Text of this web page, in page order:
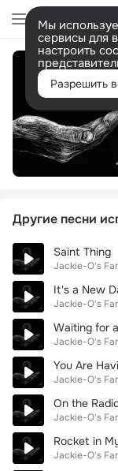
Мы
сервисы для
настроить
Разрешить
Другие песни
Saint Thing
Jackie-O's
It's a New
Jackie-O's
Waiting for
Jackie-O's
You Are
Jackie-O's
On the
Jackie-O's
Rocket in
Jackie-O's